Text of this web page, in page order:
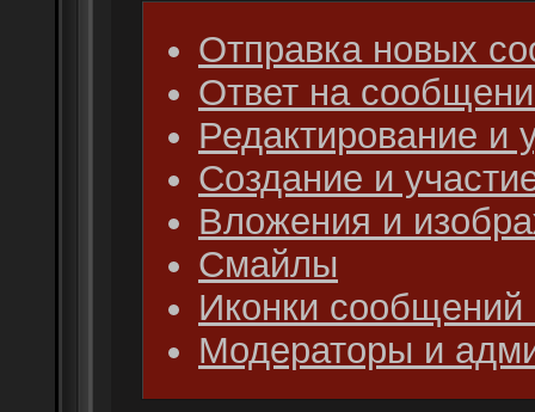
Отправка новых
Ответ на
Редактирование и
Создание и
Вложения и
Смайлы
Иконки
Модераторы и